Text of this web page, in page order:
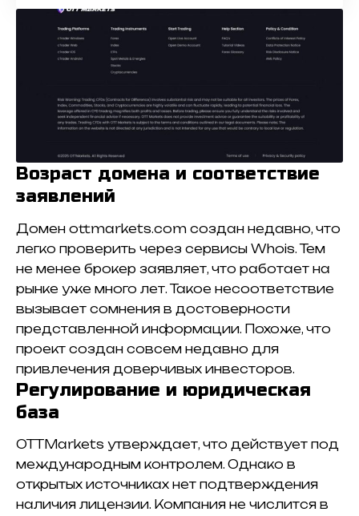
Возраст домена и соответствие
заявлений
Домен ottmarkets.com создан недавно, что
легко проверить через сервисы Whois. Тем
не менее брокер заявляет, что работает на
рынке уже много лет. Такое несоответствие
вызывает сомнения в достоверности
представленной информации. Похоже, что
проект создан совсем недавно для
привлечения доверчивых инвесторов.
Регулирование и юридическая
база
OTTMarkets утверждает, что действует под
международным контролем. Однако в
открытых источниках нет подтверждения
наличия лицензии. Компания не числится в